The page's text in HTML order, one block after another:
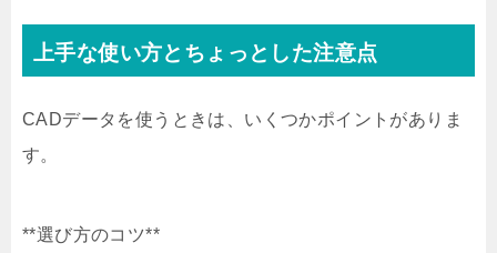
上手な使い方とちょっとした注意点
CADデータを使うときは、いくつかポイントがありま
す。
**選び方のコツ**